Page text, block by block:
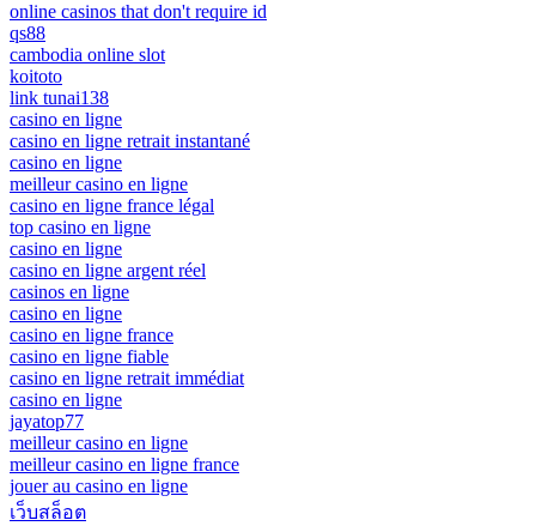
online casinos that don't require id
qs88
cambodia online slot
koitoto
link tunai138
casino en ligne
casino en ligne retrait instantané
casino en ligne
meilleur casino en ligne
casino en ligne france légal
top casino en ligne
casino en ligne
casino en ligne argent réel
casinos en ligne
casino en ligne
casino en ligne france
casino en ligne fiable
casino en ligne retrait immédiat
casino en ligne
jayatop77
meilleur casino en ligne
meilleur casino en ligne france
jouer au casino en ligne
เว็บสล็อต